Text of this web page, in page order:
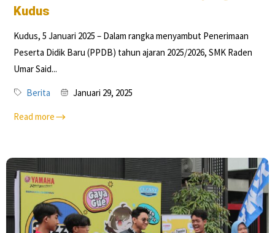
Kudus
Kudus, 5 Januari 2025 – Dalam rangka menyambut Penerimaan
Peserta Didik Baru (PPDB) tahun ajaran 2025/2026, SMK Raden
Umar Said...
Berita Januari 29, 2025
Read more